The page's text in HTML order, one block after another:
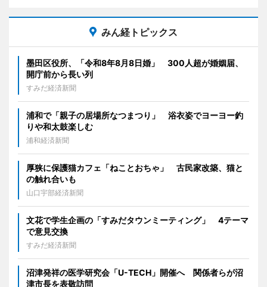
みん経トピックス
墨田区役所、「令和8年8月8日婚」 300人超が婚姻届、
開庁前から長い列
すみだ経済新聞
浦和で「親子の居場所なつまつり」 浴衣姿でヨーヨー釣
りや和太鼓楽しむ
浦和経済新聞
厚狭に保護猫カフェ「ねことおちゃ」 古民家改築、猫と
の触れ合いも
山口宇部経済新聞
文花で学生企画の「すみだタウンミーティング」 4テーマ
で意見交換
すみだ経済新聞
沼津発祥の医学研究会「U-TECH」開催へ 関係者らが沼
津市長を表敬訪問